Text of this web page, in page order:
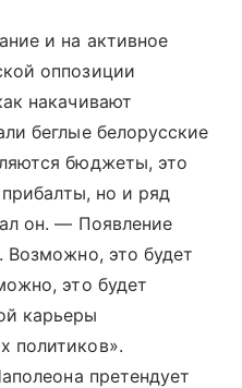
и на активное
оппозиции
накачивают
беглые белорусские
бюджеты, это
прибалты, но и ряд
он. — Появление
Возможно, это будет
это будет
карьеры
политиков».
претендует